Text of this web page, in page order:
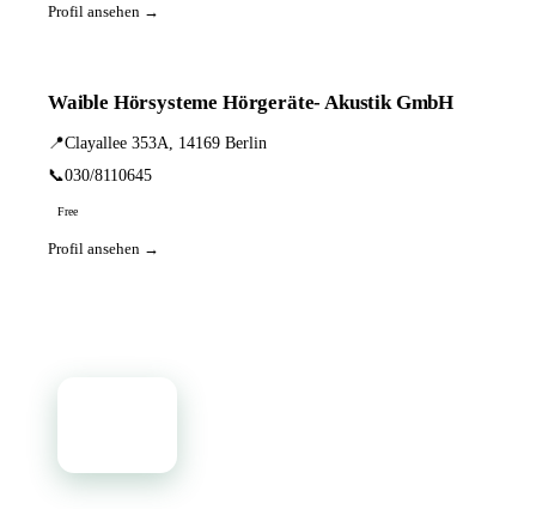
Profil ansehen →
Waible Hörsysteme Hörgeräte- Akustik GmbH
📍Clayallee 353A, 14169 Berlin
📞030/8110645
Free
Profil ansehen →